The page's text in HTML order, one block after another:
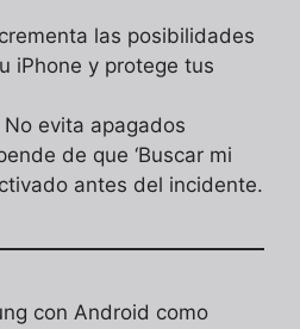
las posibilidades
iPhone y protege tus
No evita apagados
de que ‘Buscar mi
antes del incidente.
con Android como